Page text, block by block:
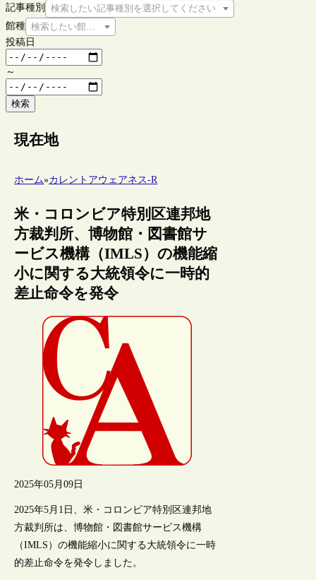
記事種別
検索したい記事種別を選択してください
館種 検索したい館種を選択してください
投稿日
～
検索
現在地
ホーム»カレントアウェアネス-R
米・コロンビア特別区連邦地
方裁判所、博物館・図書館サ
ービス機構（IMLS）の機能縮
小に関する大統領令に一時的
差止命令を発令
2025年05月09日
2025年5月1日、米・コロンビア特別区連邦地
方裁判所は、博物館・図書館サービス機構
（IMLS）の機能縮小に関する大統領令に一時
的差止命令を発令しました。